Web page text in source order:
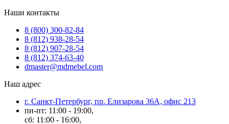
Наши контакты
8 (800) 300-82-84
8 (812) 938-28-54
8 (812) 907-28-54
8 (812) 374-63-40
dmaster@mdmebel.com
Наш адрес
г. Санкт-Петербург, пр. Елизарова 36А, офис 213
пн-пт: 11:00 - 19:00,
сб: 11:00 - 16:00,